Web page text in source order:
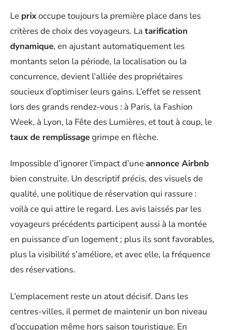
Le prixoccupe toujours la première place dans les
critères de choix des voyageurs. La tarification
dynamique, en ajustant automatiquement les
montants selon la période, la localisation ou la
concurrence, devient l’alliée des propriétaires
soucieux d’optimiser leurs gains. L’effet se ressent
lors des grands rendez-vous : à Paris, la Fashion
Week, à Lyon, la Fête des Lumières, et tout à coup, le
taux de remplissagegrimpe en flèche.
Impossible d’ignorer l’impact d’uneannonce Airbnb
bien construite. Un descriptif précis, des visuels de
qualité, une politique de réservation qui rassure :
voilà ce qui attire le regard. Les avis laissés par les
voyageurs précédents participent aussi à la montée
en puissance d’un logement ; plus ils sont favorables,
plus la visibilité s’améliore, et avec elle, la fréquence
des réservations.
L’emplacement reste un atout décisif. Dans les
centres-villes, il permet de maintenir un bon niveau
d’occupation même hors saison touristique. En